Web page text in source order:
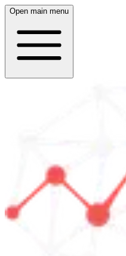
Open main menu